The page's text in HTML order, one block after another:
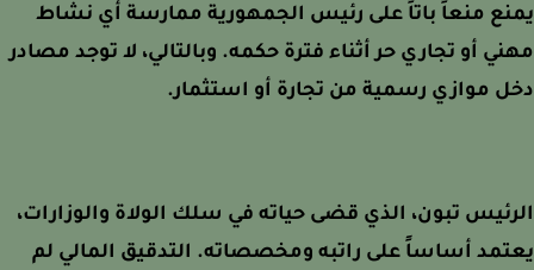
منعاً باتاً على رئيس الجمهورية ممارسة أي نشاط
أو تجاري حر أثناء فترة حكمه. وبالتالي، لا توجد مصادر
موازي رسمية من تجارة أو استثمار.
تبون، الذي قضى حياته في سلك الولاة والوزارات،
أساساً على راتبه ومخصصاته. التدقيق المالي لم